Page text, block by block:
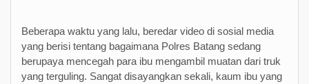
Beberapa waktu yang lalu, beredar video di sosial media
yang berisi tentang bagaimana Polres Batang sedang
berupaya mencegah para ibu mengambil muatan dari truk
yang terguling. Sangat disayangkan sekali, kaum ibu yang